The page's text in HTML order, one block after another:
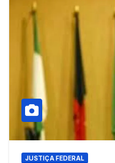
JUSTIÇA FEDERAL